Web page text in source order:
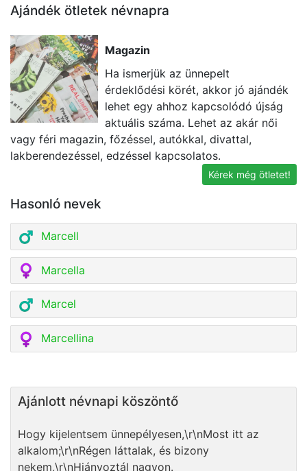
Ajándék ötletek névnapra
Magazin
Ha ismerjük az ünnepelt
érdeklődési körét, akkor jó ajándék
lehet egy ahhoz kapcsolódó újság
aktuális száma. Lehet az akár női
vagy féri magazin, főzéssel, autókkal, divattal,
lakberendezéssel, edzéssel kapcsolatos.
Kérek még ötletet!
Hasonló nevek
Marcell
Marcella
Marcel
Marcellina
Ajánlott névnapi köszöntő
Hogy kijelentsem ünnepélyesen,\r\nMost itt az
alkalom;\r\nRégen láttalak, és bizony
nekem,\r\nHiányoztál nagyon.